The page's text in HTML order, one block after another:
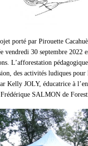
porté par Pirouette
vendredi 30 septembre 2022
L’afforestation
des activités ludiques
Kelly JOLY, éducatrice à
Frédérique SALMON de